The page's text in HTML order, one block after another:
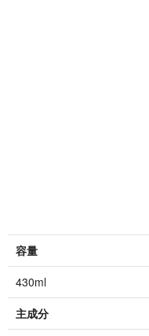
容量
430ml
主成分